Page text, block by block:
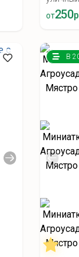
от250
В